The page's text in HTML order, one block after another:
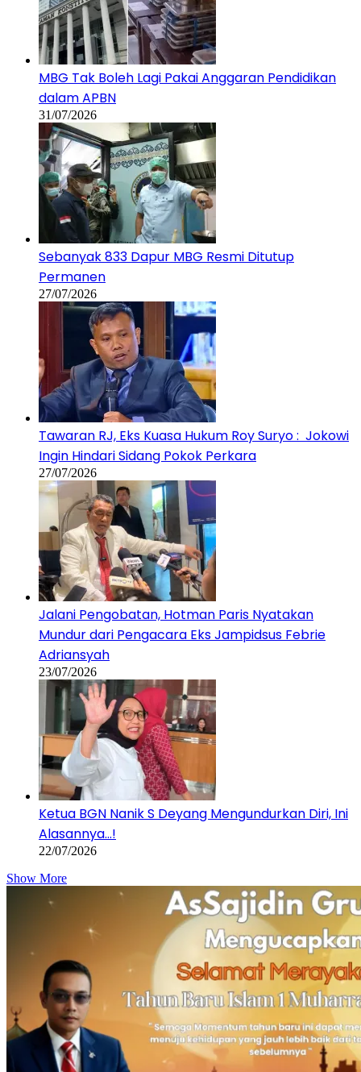
MBG Tak Boleh Lagi Pakai Anggaran Pendidikan
dalam APBN
31/07/2026
Sebanyak 833 Dapur MBG Resmi Ditutup
Permanen
27/07/2026
Tawaran RJ, Eks Kuasa Hukum Roy Suryo : Jokowi
Ingin Hindari Sidang Pokok Perkara
27/07/2026
Jalani Pengobatan, Hotman Paris Nyatakan
Mundur dari Pengacara Eks Jampidsus Febrie
Adriansyah
23/07/2026
Ketua BGN Nanik S Deyang Mengundurkan Diri, Ini
Alasannya…!
22/07/2026
Show More